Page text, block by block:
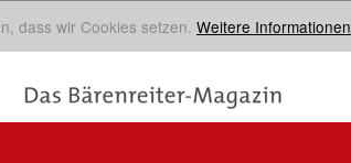
dass wir Cookies setzen. Weitere Informationen